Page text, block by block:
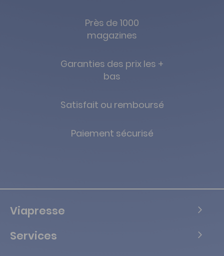
Près de 1000
magazines
Garanties des prix les +
bas
Satisfait ou remboursé
Paiement sécurisé
Viapresse
Services